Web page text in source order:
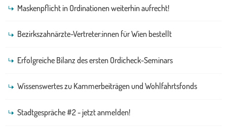
Maskenpflicht in Ordinationen weiterhin aufrecht!
Bezirkszahnärzte-Vertreter:innen für Wien bestellt
Erfolgreiche Bilanz des ersten Ordicheck-Seminars
Wissenswertes zu Kammerbeiträgen und Wohlfahrtsfonds
Stadtgespräche #2 - jetzt anmelden!